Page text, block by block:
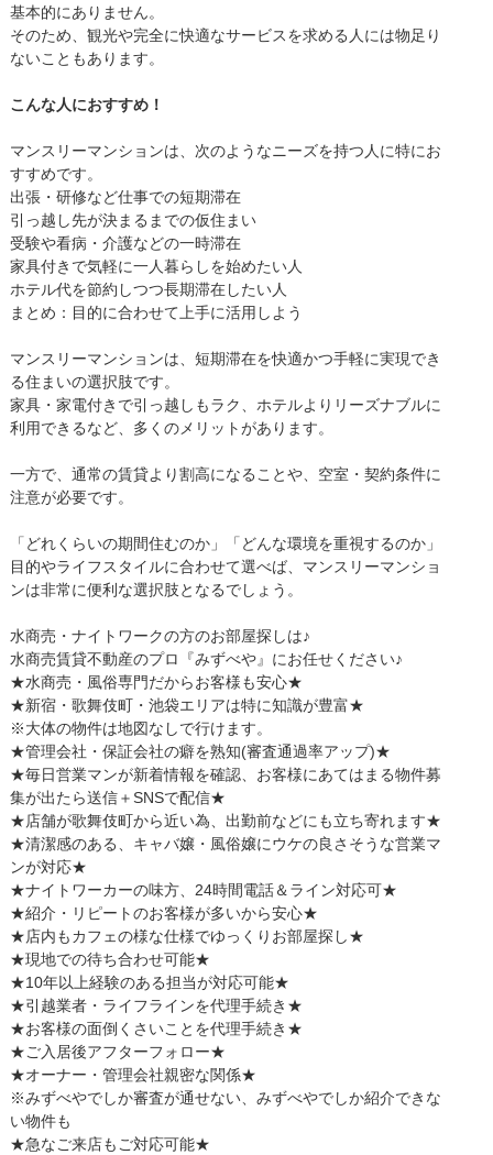
基本的にありません。
そのため、観光や完全に快適なサービスを求める人には物足り
ないこともあります。
こんな人におすすめ！
マンスリーマンションは、次のようなニーズを持つ人に特にお
すすめです。
出張・研修など仕事での短期滞在
引っ越し先が決まるまでの仮住まい
受験や看病・介護などの一時滞在
家具付きで気軽に一人暮らしを始めたい人
ホテル代を節約しつつ長期滞在したい人
まとめ：目的に合わせて上手に活用しよう
マンスリーマンションは、短期滞在を快適かつ手軽に実現でき
る住まいの選択肢です。
家具・家電付きで引っ越しもラク、ホテルよりリーズナブルに
利用できるなど、多くのメリットがあります。
一方で、通常の賃貸より割高になることや、空室・契約条件に
注意が必要です。
「どれくらいの期間住むのか」「どんな環境を重視するのか」
目的やライフスタイルに合わせて選べば、マンスリーマンショ
ンは非常に便利な選択肢となるでしょう。
水商売・ナイトワークの方のお部屋探しは♪
水商売賃貸不動産のプロ『みずべや』にお任せください♪
★水商売・風俗専門だからお客様も安心★
★新宿・歌舞伎町・池袋エリアは特に知識が豊富★
※大体の物件は地図なしで行けます。
★管理会社・保証会社の癖を熟知(審査通過率アップ)★
★毎日営業マンが新着情報を確認、お客様にあてはまる物件募
集が出たら送信＋SNSで配信★
★店舗が歌舞伎町から近い為、出勤前などにも立ち寄れます★
★清潔感のある、キャバ嬢・風俗嬢にウケの良さそうな営業マ
ンが対応★
★ナイトワーカーの味方、24時間電話＆ライン対応可★
★紹介・リピートのお客様が多いから安心★
★店内もカフェの様な仕様でゆっくりお部屋探し★
★現地での待ち合わせ可能★
★10年以上経験のある担当が対応可能★
★引越業者・ライフラインを代理手続き★
★お客様の面倒くさいことを代理手続き★
★ご入居後アフターフォロー★
★オーナー・管理会社親密な関係★
※みずべやでしか審査が通せない、みずべやでしか紹介できな
い物件も
★急なご来店もご対応可能★